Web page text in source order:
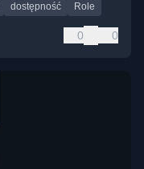
dostępność Role
0 0